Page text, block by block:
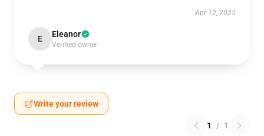
Apr 12, 2025
E Eleanor
Verified owner
Write your review
1 / 1